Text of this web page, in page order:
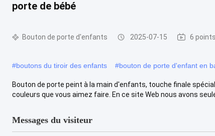
porte de bébé
Bouton de porte d'enfants 2025-07-15 6
#boutons du tiroir des enfants #bouton de porte d'enfant en
Bouton de porte peint à la main d'enfants, touche finale
couleurs que vous aimez faire. En ce site Web nous avons
Messages du visiteur